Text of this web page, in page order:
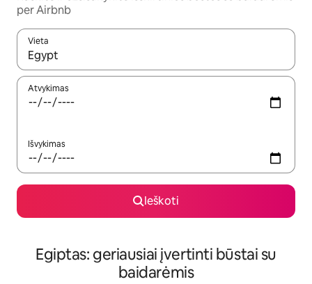
per Airbnb
Vieta
Kai pasirodys paieškos rezultatai, juos naršyti galite
Atvykimas
Išvykimas
Ieškoti
Egiptas: geriausiai įvertinti būstai su
baidarėmis